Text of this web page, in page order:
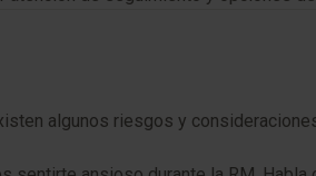
algunos riesgos y